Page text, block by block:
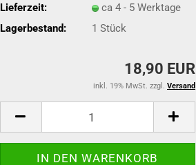
Lieferzeit:
ca 4 - 5 Werktage
Lagerbestand:
1 Stück
18,90 EUR
inkl. 19% MwSt. zzgl. Versand